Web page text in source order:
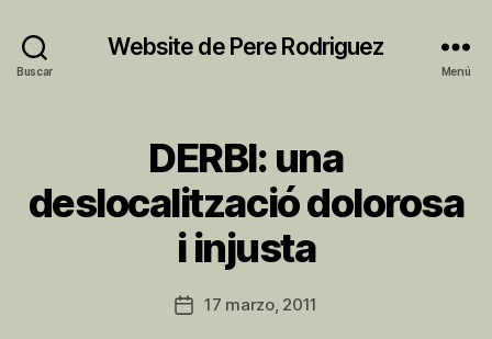
Buscar
Website de Pere Rodriguez
Menú
DERBI: una
deslocalització dolorosa
i injusta
Autor
de
P
o
r
e
Fecha17 marzo, 2011